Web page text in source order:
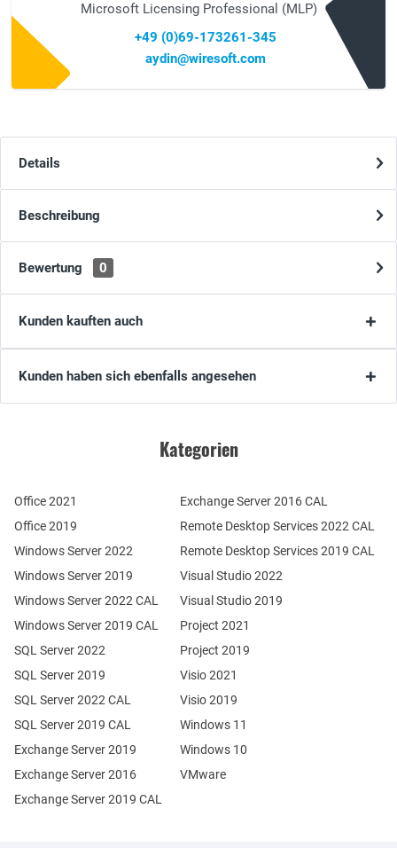
Microsoft Licensing Professional (MLP)
+49 (0)69-173261-345
aydin@wiresoft.com
Details
Beschreibung
Bewertung 0
Kunden kauften auch
Kunden haben sich ebenfalls angesehen
Kategorien
Office 2021
Office 2019
Windows Server 2022
Windows Server 2019
Exchange Server 2019
Exchange Server 2016
SQL Server 2022
SQL Server 2019
Windows Server 2022 CAL
Windows Server 2019 CAL
SQL Server 2022 CAL
SQL Server 2019 CAL
Remote Desktop Services 2022 CAL
Remote Desktop Services 2019 CAL
Exchange Server 2019 CAL
Exchange Server 2016 CAL
Visual Studio 2022
Visual Studio 2019
Project 2021
Project 2019
Visio 2021
Visio 2019
Windows 11
Windows 10
VMware